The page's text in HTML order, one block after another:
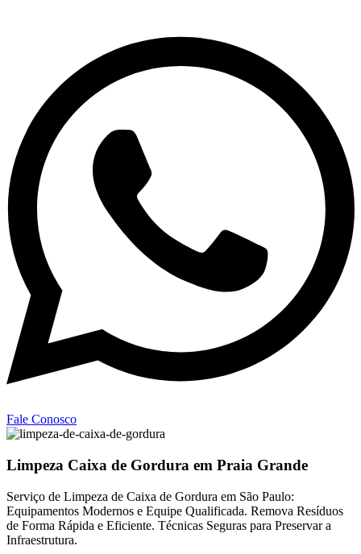
Fale Conosco
Limpeza Caixa de Gordura em Praia Grande
Serviço de Limpeza de Caixa de Gordura em São Paulo:
Equipamentos Modernos e Equipe Qualificada. Remova Resíduos
de Forma Rápida e Eficiente. Técnicas Seguras para Preservar a
Infraestrutura.